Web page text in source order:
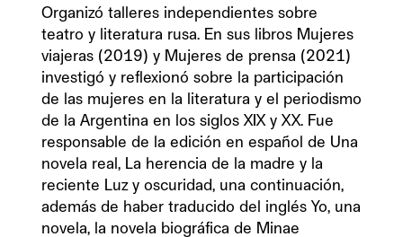
Organizó talleres independientes sobre
teatro y literatura rusa. En sus libros Mujeres
viajeras (2019) y Mujeres de prensa (2021)
investigó y reflexionó sobre la participación
de las mujeres en la literatura y el periodismo
de la Argentina en los siglos XIX y XX. Fue
responsable de la edición en español de Una
novela real, La herencia de la madre y la
reciente Luz y oscuridad, una continuación,
además de haber traducido del inglés Yo, una
novela, la novela biográfica de Minae